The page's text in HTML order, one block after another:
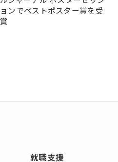
ョンでベストポスター賞を受
賞
就職支援